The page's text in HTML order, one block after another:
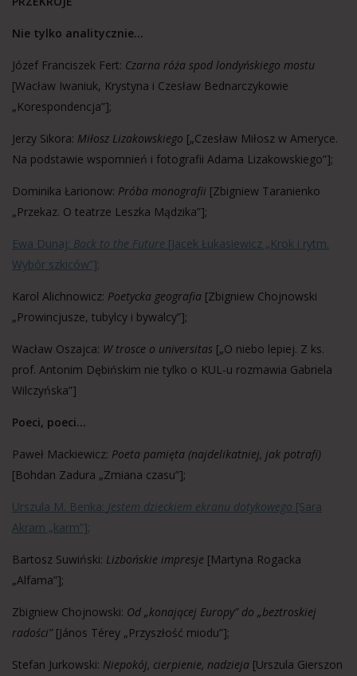
Nie tylko analitycznie…
Józef Franciszek Fert: Czarna róża spod londyńskiego mostu
[Wacław Iwaniuk, Krystyna i Czesław Bednarczykowie
„Korespondencja”];
Jerzy Sikora: Miłosz Lizakowskiego [„Czesław Miłosz w Ameryce.
Na podstawie wspomnień i fotografii Adama Lizakowskiego”];
Dominika Łarionow: Próba monografii [Zbigniew Taranienko
„Przekaz. O teatrze Leszka Mądzika”];
Ewa Dunaj: Back to the Future [Jacek Łukasiewicz „Krok i rytm.
Wybór szkiców”];
Karol Alichnowicz: Poetycka geografia [Zbigniew Chojnowski
„Prowincjusze, tubylcy i bywalcy”];
Wacław Oszajca: W trosce o universitas [„O niebo lepiej. Z ks.
prof. Antonim Dębińskim nie tylko o KUL-u rozmawia Gabriela
Wilczyńska”]
Poeci, poeci…
Paweł Mackiewicz: Poeta pamięta (najdelikatniej, jak potrafi)
[Bohdan Zadura „Zmiana czasu”];
Urszula M. Benka: Jestem dzieckiem ekranu dotykowego [Sara
Akram „karm”];
Bartosz Suwiński: Lizbońskie impresje [Martyna Rogacka
„Alfama”];
Zbigniew Chojnowski: Od „konającej Europy” do „beztroskiej
radości”[János Térey „Przyszłość miodu”];
Stefan Jurkowski: Niepokój, cierpienie, nadzieja [Urszula Gierszon